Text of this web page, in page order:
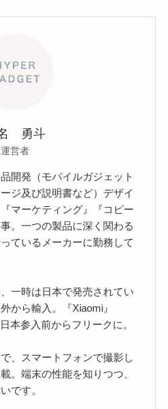
勇斗
運営者
開発（モバイルガジェット
ジ及び説明書など）デザイ
マーケティング』『コピー
。一つの製品に深く関わる
ているメーカーに勤務して
一時は日本で発売されてい
から輸入。『Xiaomi』
本参入前からフリークに。
、スマートフォンで撮影し
。端末の性能を知りつつ、
です。